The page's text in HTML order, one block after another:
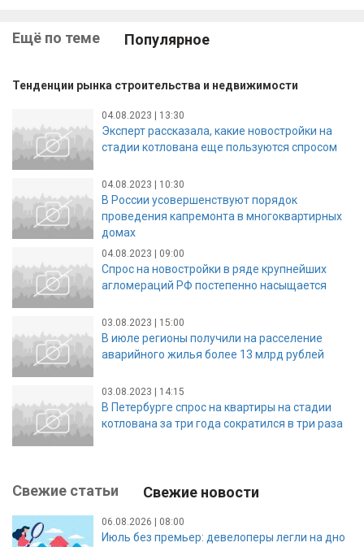
Ещё по теме Популярное
Тенденции рынка строительства и недвижимости
04.08.2023 | 13:30
Эксперт рассказала, какие новостройки на
стадии котлована еще пользуются спросом
04.08.2023 | 10:30
В России усовершенствуют порядок
проведения капремонта в многоквартирных
домах
04.08.2023 | 09:00
Спрос на новостройки в ряде крупнейших
агломераций РФ постепенно насыщается
03.08.2023 | 15:00
В июле регионы получили на расселение
аварийного жилья более 13 млрд рублей
03.08.2023 | 14:15
В Петербурге спрос на квартиры на стадии
котлована за три года сократился в три раза
Свежие статьи Свежие новости
06.08.2026 | 08:00
Июль без премьер: девелоперы легли на дно